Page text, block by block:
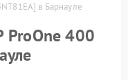
в Барнауле
ProOne 400